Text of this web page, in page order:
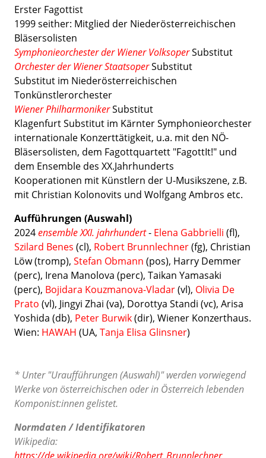
Erster Fagottist
1999 seither: Mitglied der Niederösterreichischen
Bläsersolisten
Symphonieorchester der Wiener VolksoperSubstitut
Orchester der Wiener StaatsoperSubstitut
Substitut im Niederösterreichischen
Tonkünstlerorchester
Wiener PhilharmonikerSubstitut
Klagenfurt Substitut im Kärnter Symphonieorchester
internationale Konzerttätigkeit, u.a. mit den NÖ-
Bläsersolisten, dem Fagottquartett "FagottIt!" und
dem Ensemble des XX.Jahrhunderts
Kooperationen mit Künstlern der U-Musikszene, z.B.
mit Christian Kolonovits und Wolfgang Ambros etc.
Aufführungen (Auswahl)
2024ensemble XXI. jahrhundert- Elena Gabbrielli (fl),
Szilard Benes (cl), Robert Brunnlechner(fg), Christian
Löw (tromp), Stefan Obmann (pos), Harry Demmer
(perc), Irena Manolova (perc), Taikan Yamasaki
(perc), Bojidara Kouzmanova-Vladar(vl), Olivia De
Prato (vl), Jingyi Zhai (va), Dorottya Standi (vc), Arisa
Yoshida (db), Peter Burwik(dir), Wiener Konzerthaus.
Wien: HAWAH (UA, Tanja Elisa Glinsner)
* Unter "Uraufführungen (Auswahl)" werden vorwiegend
Werke von österreichischen oder in Österreich lebenden
Komponist:innen gelistet.
Normdaten / Identifikatoren
Wikipedia: